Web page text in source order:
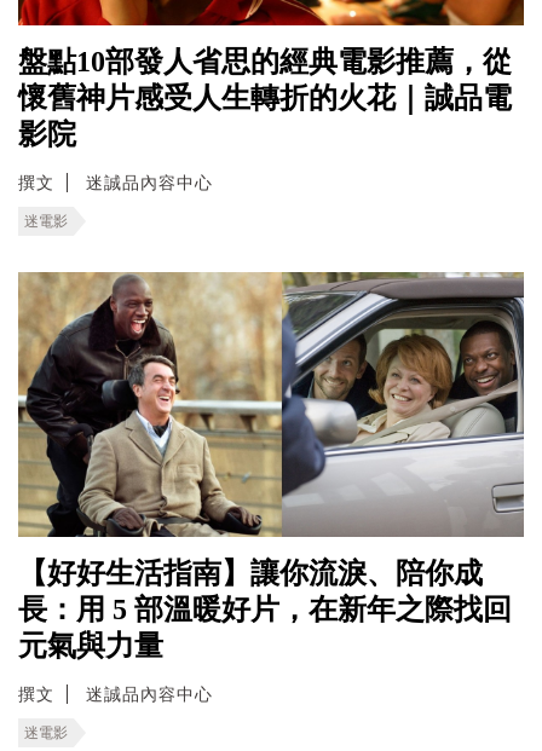
盤點10部發人省思的經典電影推薦，從
懷舊神片感受人生轉折的火花｜誠品電
影院
撰文 迷誠品內容中心
迷電影
【好好生活指南】讓你流淚、陪你成
長：用 5 部溫暖好片，在新年之際找回
元氣與力量
撰文 迷誠品內容中心
迷電影